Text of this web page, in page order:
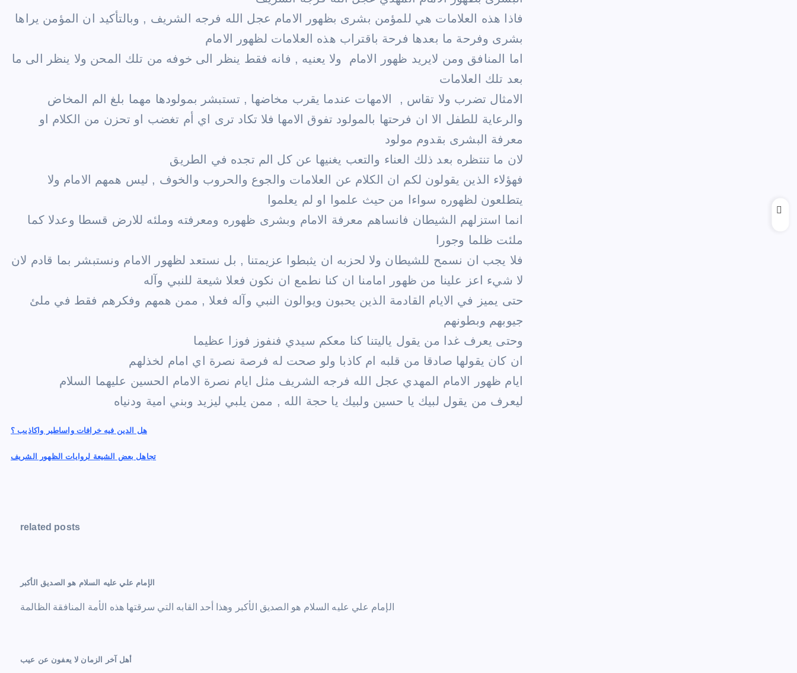
فاذا هذه العلامات هي للمؤمن بشرى بظهور الامام عجل الله فرجه الشريف , وبالتأكيد ان المؤمن يراها
بشرى وفرحة ما بعدها فرحة باقتراب هذه العلامات لظهور الامام
اما المنافق ومن لايريد ظهور الامام ولا يعنيه , فانه فقط ينظر الى خوفه من تلك المحن ولا ينظر الى ما
بعد تلك العلامات
الامثال تضرب ولا تقاس , الامهات عندما يقرب مخاضها , تستبشر بمولودها مهما بلغ الم المخاض
والرعاية للطفل الا ان فرحتها بالمولود تفوق الامها فلا تكاد ترى اي أم تغضب او تحزن من الكلام او
معرفة البشرى بقدوم مولود
لان ما تنتظره بعد ذلك العناء والتعب يغنيها عن كل الم تجده في الطريق
فهؤلاء الذين يقولون لكم ان الكلام عن العلامات والجوع والحروب والخوف , ليس همهم الامام ولا
يتطلعون لظهوره سواءا من حيث علموا او لم يعلموا
انما استزلهم الشيطان فانساهم معرفة الامام وبشرى ظهوره ومعرفته وملئه للارض قسطا وعدلا كما
ملئت ظلما وجورا
فلا يجب ان نسمح للشيطان ولا لحزبه ان يثبطوا عزيمتنا , بل نستعد لظهور الامام ونستبشر بما قادم لان
لا شيء اعز علينا من ظهور امامنا ان كنا نطمع ان نكون فعلا شيعة للنبي وآله
حتى يميز في الايام القادمة الذين يحبون ويوالون النبي وآله فعلا , ممن همهم وفكرهم فقط في ملئ
جيوبهم وبطونهم
وحتى يعرف غدا من يقول ياليتنا كنا معكم سيدي فنفوز فوزا عظيما
ان كان يقولها صادقا من قلبه ام كاذبا ولو صحت له فرصة نصرة اي امام لخذلهم
ايام ظهور الامام المهدي عجل الله فرجه الشريف مثل ايام نصرة الامام الحسين عليهما السلام
ليعرف من يقول لبيك يا حسين ولبيك يا حجة الله , ممن يلبي ليزيد وبني امية ودنياه
P
g
هل الدين فيه خرافات واساطير واكاذيب ؟
تجاهل بعض الشيعة لروايات الظهور الشريف
related posts
الإمام علي عليه السلام هو الصديق الأكبر
الإمام علي عليه السلام هو الصديق الأكبر وهذا أحد القابه التي سرقتها هذه الأمة المنافقة الظالمة
أهل آخر الزمان لا يعفون عن عيب